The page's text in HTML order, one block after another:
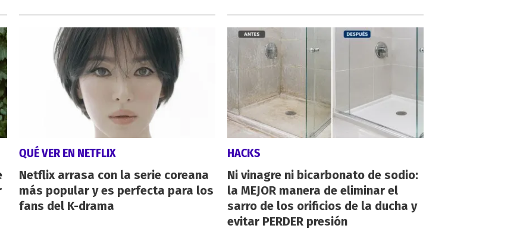
QUÉ VER EN NETFLIX
Netflix arrasa con la serie coreana
más popular y es perfecta para los
fans del K-drama
HACKS
Ni vinagre ni bicarbonato de sodio:
la MEJOR manera de eliminar el
sarro de los orificios de la ducha y
evitar PERDER presión